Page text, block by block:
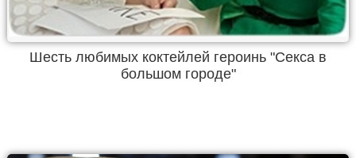
Шесть любимых коктейлей героинь "Секса в
большом городе"